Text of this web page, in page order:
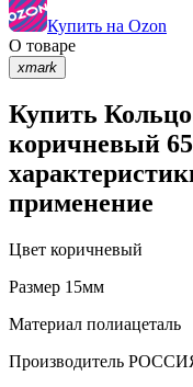
Купить на Ozon
О товаре
xmark
Купить
коричневый
применение
Цвет коричневый
Размер 15мм
Материал полиацеталь
Производитель